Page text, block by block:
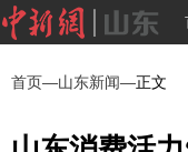
首页—山东新闻—正文